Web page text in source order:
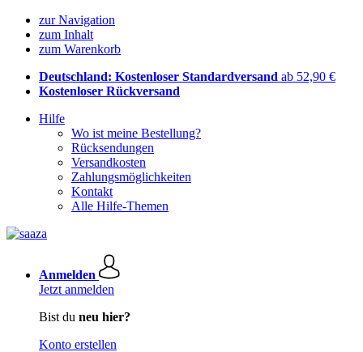
zur Navigation
zum Inhalt
zum Warenkorb
Deutschland: Kostenloser Standardversand ab 52,90 €
Kostenloser Rückversand
Hilfe
Wo ist meine Bestellung?
Rücksendungen
Versandkosten
Zahlungsmöglichkeiten
Kontakt
Alle Hilfe-Themen
Anmelden
Jetzt anmelden
Bist du neu hier?
Konto erstellen